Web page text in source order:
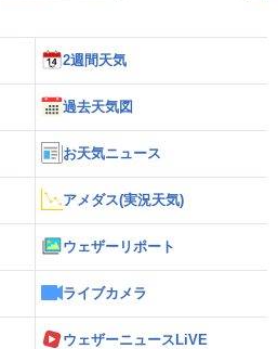
2週間天気
過去天気図
お天気ニュース
アメダス(実況天気)
ウェザーリポート
ライブカメラ
ウェザーニュースLiVE